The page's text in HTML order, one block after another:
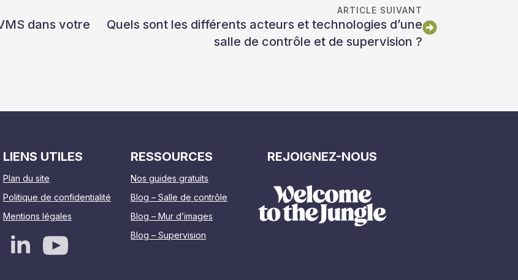
dans votre
ARTICLE SUIVANT
Quels sont les différents acteurs et technologies d’une
salle de contrôle et de supervision ?
LIENS UTILES
Plan du site
Politique de confidentialité
Mentions légales
RESSOURCES
Nos guides gratuits
Blog – Salle de contrôle
Blog – Mur d’images
Blog – Supervision
REJOIGNEZ-NOUS